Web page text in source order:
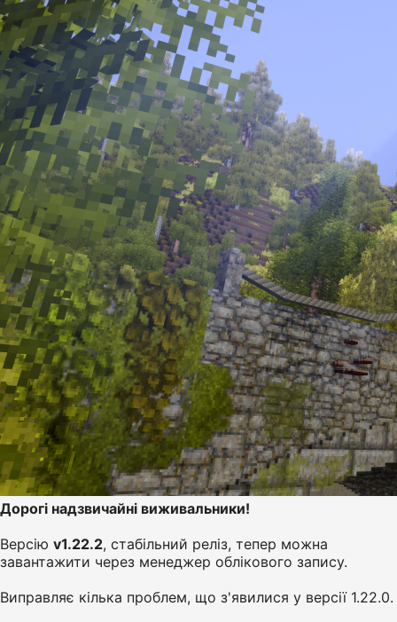
Дорогі надзвичайні виживальники!
Версію v1.22.2, стабільний реліз, тепер можна
завантажити через менеджер облікового запису.
Виправляє кілька проблем, що з'явилися у версії 1.22.0.